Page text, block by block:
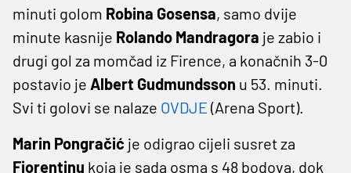
minuti golom Robina Gosensa, samo dvije
minute kasnije Rolando Mandragora je zabio i
drugi gol za momčad iz Firence, a konačnih 3-0
postavio je Albert Gudmundsson u 53. minuti.
Svi ti golovi se nalaze OVDJE (Arena Sport).
Marin Pongračić je odigrao cijeli susret za
Fiorentinu koja je sada osma s 48 bodova, dok